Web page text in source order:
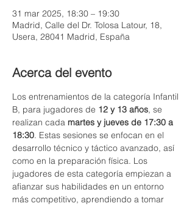
31 mar 2025, 18:30 – 19:30
Madrid, Calle del Dr. Tolosa Latour, 18,
Usera, 28041 Madrid, España
Acerca del evento
Los entrenamientos de la categoría Infantil
B, para jugadores de 12 y 13 años, se
realizan cada martes y jueves de 17:30 a
18:30. Estas sesiones se enfocan en el
desarrollo técnico y táctico avanzado, así
como en la preparación física. Los
jugadores de esta categoría empiezan a
afianzar sus habilidades en un entorno
más competitivo, aprendiendo a tomar